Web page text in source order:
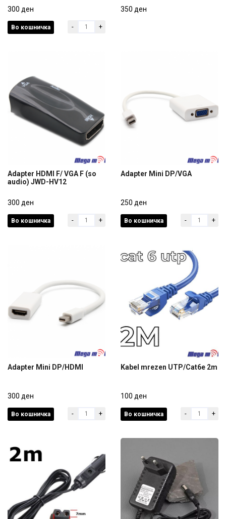
6.0mm 1m
300 ден
300 ден
Во кошничка - +
350 ден
audio) JWD-HV12
300 ден
Adapter HDMI F/ VGA F (so
audio) JWD-HV12
300 ден
Во кошничка - + 250 ден
Adapter Mini DP/VGA
250 ден
Во кошничка - +
300 ден
Adapter Mini DP/HDMI
300 ден
Во кошничка - + 100 ден
Kabel mrezen UTP/Cat6e 2m
100 ден
Во кошничка - +